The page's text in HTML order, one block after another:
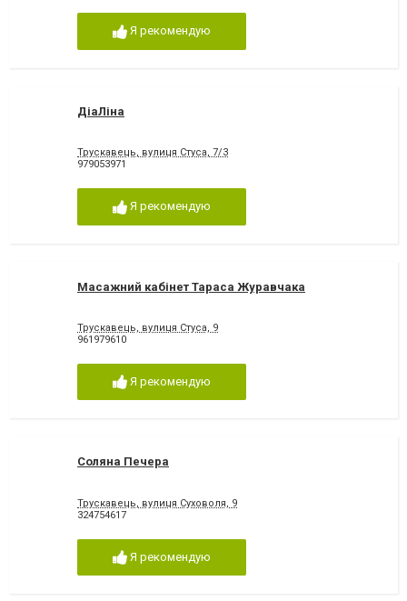
Я рекомендую
ДіаЛіна
Трускавець, вулиця Стуса, 7/3
979053971
Я рекомендую
Масажний кабінет Тараса Журавчака
Трускавець, вулиця Стуса, 9
961979610
Я рекомендую
Соляна Печера
Трускавець, вулиця Суховоля, 9
324754617
Я рекомендую